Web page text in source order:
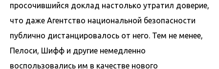
просочившийся доклад настолько утратил доверие,
что даже Агентство национальной безопасности
публично дистанцировалось от него. Тем не менее,
Пелоси, Шифф и другие немедленно
воспользовались им в качестве нового